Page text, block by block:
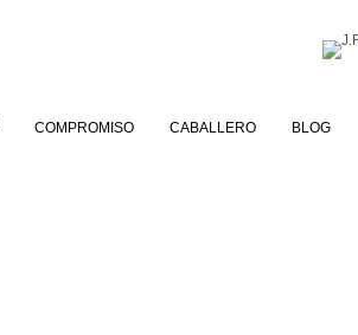
COMPROMISO CABALLERO BLOG